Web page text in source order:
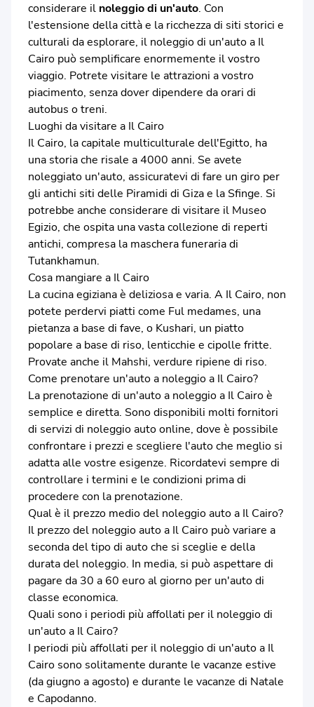
considerare il noleggio di un'auto. Con
l'estensione della città e la ricchezza di siti storici e
culturali da esplorare, il noleggio di un'auto a Il
Cairo può semplificare enormemente il vostro
viaggio. Potrete visitare le attrazioni a vostro
piacimento, senza dover dipendere da orari di
autobus o treni.
Luoghi da visitare a Il Cairo
Il Cairo, la capitale multiculturale dell'Egitto, ha
una storia che risale a 4000 anni. Se avete
noleggiato un'auto, assicuratevi di fare un giro per
gli antichi siti delle Piramidi di Giza e la Sfinge. Si
potrebbe anche considerare di visitare il Museo
Egizio, che ospita una vasta collezione di reperti
antichi, compresa la maschera funeraria di
Tutankhamun.
Cosa mangiare a Il Cairo
La cucina egiziana è deliziosa e varia. A Il Cairo, non
potete perdervi piatti come Ful medames, una
pietanza a base di fave, o Kushari, un piatto
popolare a base di riso, lenticchie e cipolle fritte.
Provate anche il Mahshi, verdure ripiene di riso.
Come prenotare un'auto a noleggio a Il Cairo?
La prenotazione di un'auto a noleggio a Il Cairo è
semplice e diretta. Sono disponibili molti fornitori
di servizi di noleggio auto online, dove è possibile
confrontare i prezzi e scegliere l'auto che meglio si
adatta alle vostre esigenze. Ricordatevi sempre di
controllare i termini e le condizioni prima di
procedere con la prenotazione.
Qual è il prezzo medio del noleggio auto a Il Cairo?
Il prezzo del noleggio auto a Il Cairo può variare a
seconda del tipo di auto che si sceglie e della
durata del noleggio. In media, si può aspettare di
pagare da 30 a 60 euro al giorno per un'auto di
classe economica.
Quali sono i periodi più affollati per il noleggio di
un'auto a Il Cairo?
I periodi più affollati per il noleggio di un'auto a Il
Cairo sono solitamente durante le vacanze estive
(da giugno a agosto) e durante le vacanze di Natale
e Capodanno.